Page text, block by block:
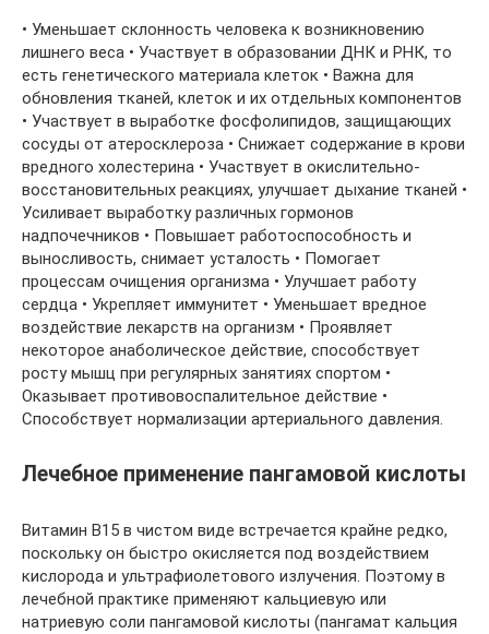
• Уменьшает склонность человека к возникновению
лишнего веса • Участвует в образовании ДНК и РНК, то
есть генетического материала клеток • Важна для
обновления тканей, клеток и их отдельных компонентов
• Участвует в выработке фосфолипидов, защищающих
сосуды от атеросклероза • Снижает содержание в крови
вредного холестерина • Участвует в окислительно-
восстановительных реакциях, улучшает дыхание тканей •
Усиливает выработку различных гормонов
надпочечников • Повышает работоспособность и
выносливость, снимает усталость • Помогает
процессам очищения организма • Улучшает работу
сердца • Укрепляет иммунитет • Уменьшает вредное
воздействие лекарств на организм • Проявляет
некоторое анаболическое действие, способствует
росту мышц при регулярных занятиях спортом •
Оказывает противовоспалительное действие •
Способствует нормализации артериального давления.
Лечебное применение пангамовой кислоты
Витамин B15 в чистом виде встречается крайне редко,
поскольку он быстро окисляется под воздействием
кислорода и ультрафиолетового излучения. Поэтому в
лечебной практике применяют кальциевую или
натриевую соли пангамовой кислоты (пангамат кальция